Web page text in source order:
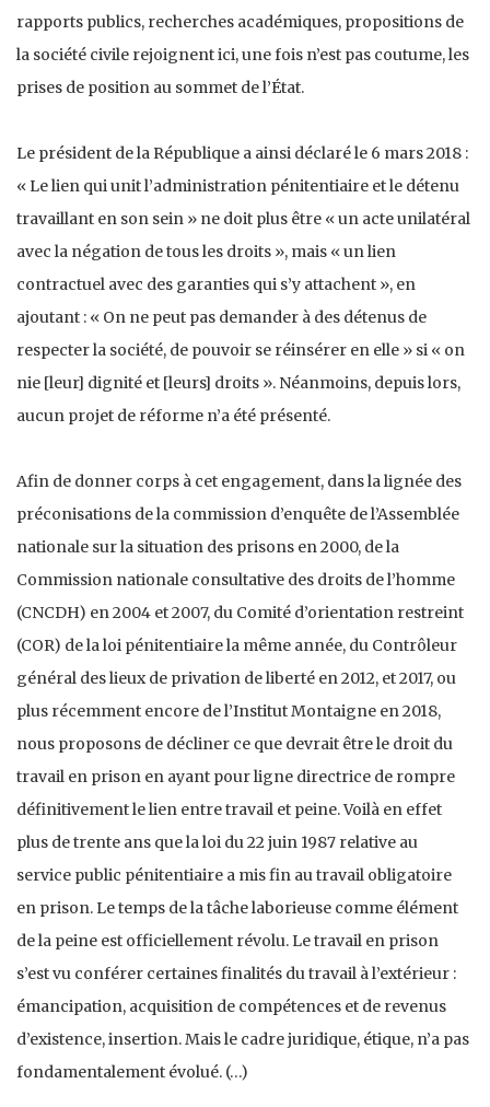
rapports publics, recherches académiques, propositions de
la société civile rejoignent ici, une fois n’est pas coutume, les
prises de position au sommet de l’État.
Le président de la République a ainsi déclaré le 6 mars 2018 :
« Le lien qui unit l’administration pénitentiaire et le détenu
travaillant en son sein » ne doit plus être « un acte unilatéral
avec la négation de tous les droits », mais « un lien
contractuel avec des garanties qui s’y attachent », en
ajoutant : « On ne peut pas demander à des détenus de
respecter la société, de pouvoir se réinsérer en elle » si « on
nie [leur] dignité et [leurs] droits ». Néanmoins, depuis lors,
aucun projet de réforme n’a été présenté.
Afin de donner corps à cet engagement, dans la lignée des
préconisations de la commission d’enquête de l’Assemblée
nationale sur la situation des prisons en 2000, de la
Commission nationale consultative des droits de l’homme
(CNCDH) en 2004 et 2007, du Comité d’orientation restreint
(COR) de la loi pénitentiaire la même année, du Contrôleur
général des lieux de privation de liberté en 2012, et 2017, ou
plus récemment encore de l’Institut Montaigne en 2018,
nous proposons de décliner ce que devrait être le droit du
travail en prison en ayant pour ligne directrice de rompre
définitivement le lien entre travail et peine. Voilà en effet
plus de trente ans que la loi du 22 juin 1987 relative au
service public pénitentiaire a mis fin au travail obligatoire
en prison. Le temps de la tâche laborieuse comme élément
de la peine est officiellement révolu. Le travail en prison
s’est vu conférer certaines finalités du travail à l’extérieur :
émancipation, acquisition de compétences et de revenus
d’existence, insertion. Mais le cadre juridique, étique, n’a pas
fondamentalement évolué. (…)